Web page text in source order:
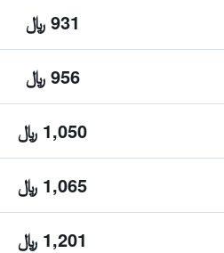
931 ﷼
956 ﷼
1,050 ﷼
1,065 ﷼
1,201 ﷼